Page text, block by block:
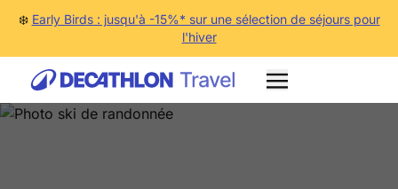
❄️ Early Birds : jusqu'à -15%* sur une sélection de séjours pour
l'hiver